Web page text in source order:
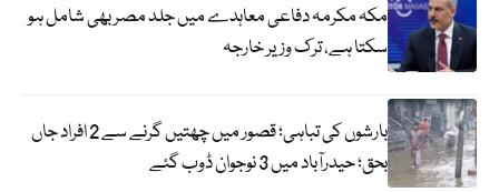
مکہ مکرمہ دفاعی معاہدے میں جلد مصر بھی شامل ہو
سکتا ہے، ترک وزیر خارجہ
بارشوں کی تباہی؛ قصور میں چھتیں گرنے سے 2 افراد جاں
بحق؛ حیدرآباد میں 3 نوجوان ڈوب گئے